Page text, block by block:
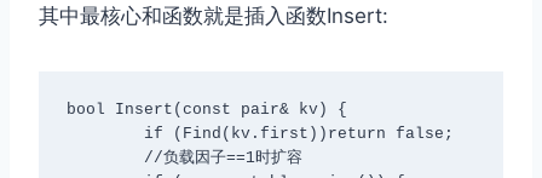
其中最核心和函数就是插入函数Insert:
bool Insert(const pair& kv) {